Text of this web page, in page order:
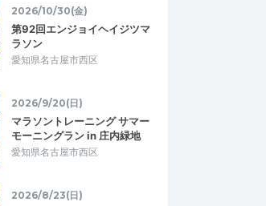
2026/10/30(金)
第92回エンジョイヘイジツマ
ラソン
愛知県名古屋市西区
2026/9/20(日)
マラソントレーニング サマー
モーニングラン in 庄内緑地
愛知県名古屋市西区
2026/8/23(日)